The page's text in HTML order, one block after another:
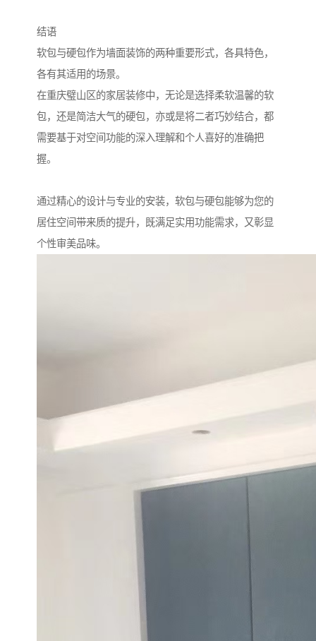
结语
软包与硬包作为墙面装饰的两种重要形式，各具特色，
各有其适用的场景。
在重庆璧山区的家居装修中，无论是选择柔软温馨的软
包，还是简洁大气的硬包，亦或是将二者巧妙结合，都
需要基于对空间功能的深入理解和个人喜好的准确把
握。
通过精心的设计与专业的安装，软包与硬包能够为您的
居住空间带来质的提升，既满足实用功能需求，又彰显
个性审美品味。